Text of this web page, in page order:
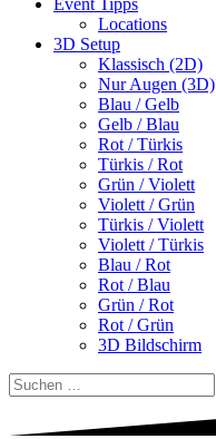
Event Tipps
Locations
3D Setup
Klassisch (2D)
Nur Augen (3D)
Blau / Gelb
Gelb / Blau
Rot / Türkis
Türkis / Rot
Grün / Violett
Violett / Grün
Türkis / Violett
Violett / Türkis
Blau / Rot
Rot / Blau
Grün / Rot
Rot / Grün
3D Bildschirm
Suchen
nach: